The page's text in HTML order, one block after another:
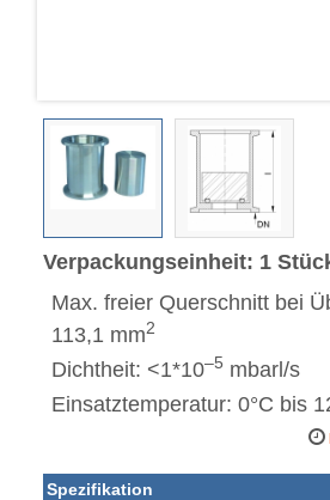
Verpackungseinheit: 1
Max. freier Querschnitt bei
113,1 mm2
Dichtheit: <1*10–5 mbarl/s
Einsatztemperatur: 0°C bis
Spezifikation